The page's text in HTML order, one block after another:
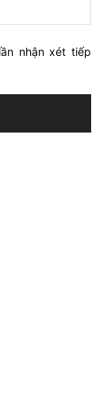
nhận xét tiếp